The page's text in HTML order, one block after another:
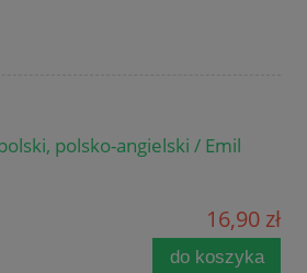
polsko-angielski / Emil
16,90 zł
do koszyka